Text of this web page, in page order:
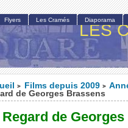
LES
> Films depuis 2009 >
de Georges Brassens
Regard de
Flyers Les Cramés Diaporama